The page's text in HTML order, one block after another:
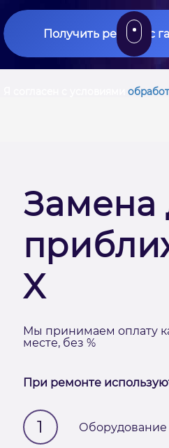
Получить ремонт с
Замена
X
Мы принимаем оплату
месте, без %
При ремонте
1 Оборудование